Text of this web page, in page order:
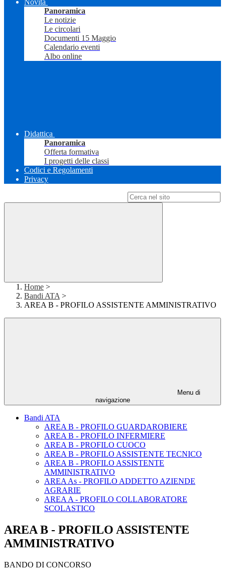
Novità
Panoramica
Le notizie
Le circolari
Documenti 15 Maggio
Calendario eventi
Albo online
Didattica
Panoramica
Offerta formativa
I progetti delle classi
Codici e Regolamenti
Privacy
Home >
Bandi ATA >
AREA B - PROFILO ASSISTENTE AMMINISTRATIVO
Menu di
navigazione
Bandi ATA
AREA B - PROFILO GUARDAROBIERE
AREA B - PROFILO INFERMIERE
AREA B - PROFILO CUOCO
AREA B - PROFILO ASSISTENTE TECNICO
AREA B - PROFILO ASSISTENTE
AMMINISTRATIVO
AREA As - PROFILO ADDETTO AZIENDE
AGRARIE
AREA A - PROFILO COLLABORATORE
SCOLASTICO
AREA B - PROFILO ASSISTENTE
AMMINISTRATIVO
BANDO DI CONCORSO